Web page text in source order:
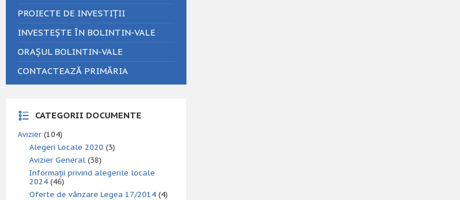
PROIECTE DE INVESTIȚII
INVESTEȘTE ÎN BOLINTIN-VALE
ORAȘUL BOLINTIN-VALE
CONTACTEAZĂ PRIMĂRIA
CATEGORII DOCUMENTE
Avizier (104)
Alegeri Locale 2020 (3)
Avizier General (38)
Informații privind alegerile locale
2024 (46)
Oferte de vânzare Legea 17/2014 (4)